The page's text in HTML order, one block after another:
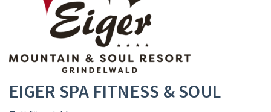
EIGER SPA FITNESS & SOUL